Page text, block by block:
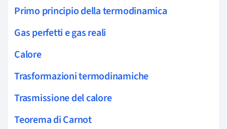
Primo principio della termodinamica
Gas perfetti e gas reali
Calore
Trasformazioni termodinamiche
Trasmissione del calore
Teorema di Carnot